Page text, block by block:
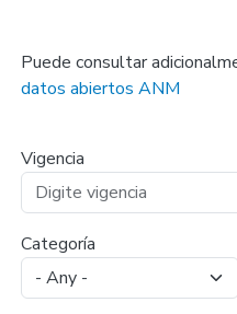
Puede consultar
datos abiertos ANM
Vigencia
Categoría